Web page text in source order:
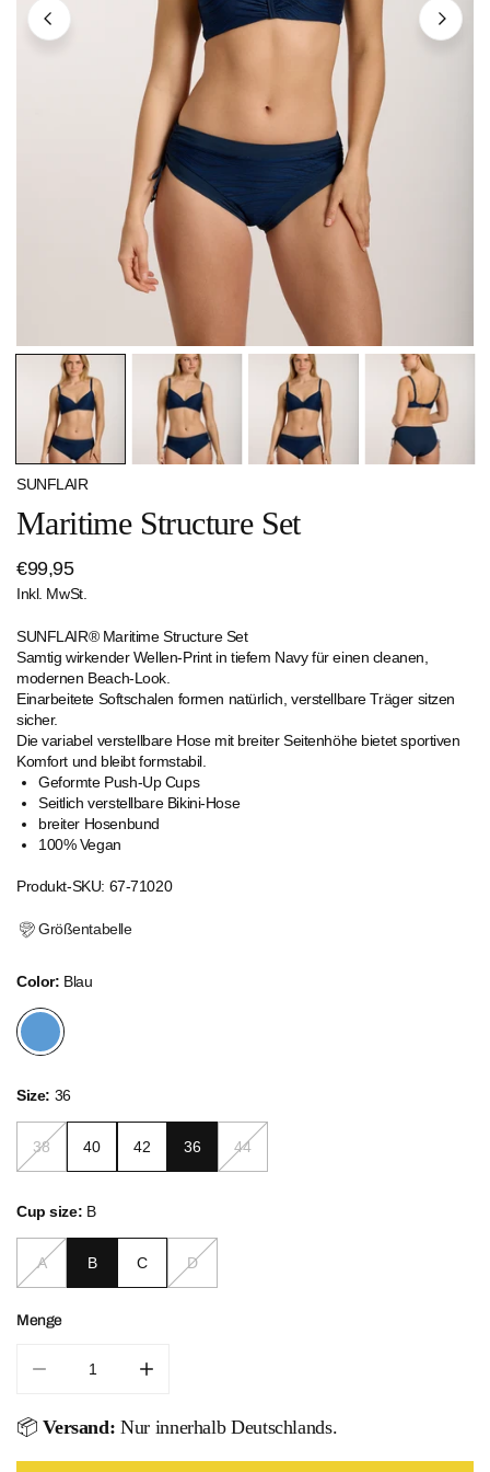
ÖFFNEN SIE MEDIEN IN DER GALERIEANSICHT
SUNFLAIR
Maritime Structure Set
Regulärer
Preis
€99,95
Inkl. MwSt.
SUNFLAIR® Maritime Structure Set
Samtig wirkender Wellen-Print in tiefem Navy für einen cleanen,
modernen Beach-Look.
Einarbeitete Softschalen formen natürlich, verstellbare Träger sitzen
sicher.
Die variabel verstellbare Hose mit breiter Seitenhöhe bietet sportiven
Komfort und bleibt formstabil.
Geformte Push-Up Cups
Seitlich verstellbare Bikini-Hose
breiter Hosenbund
100% Vegan
Produkt-SKU: 67-71020
Größentabelle
Color: Blau
Size: 36
38 40 42 36 44
Cup size: B
A B C D
Menge
📦Versand: Nur innerhalb Deutschlands.